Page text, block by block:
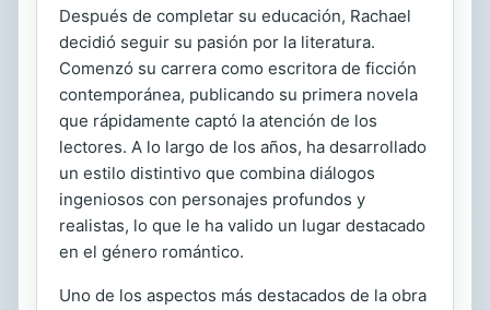
Después de completar su educación, Rachael
decidió seguir su pasión por la literatura.
Comenzó su carrera como escritora de ficción
contemporánea, publicando su primera novela
que rápidamente captó la atención de los
lectores. A lo largo de los años, ha desarrollado
un estilo distintivo que combina diálogos
ingeniosos con personajes profundos y
realistas, lo que le ha valido un lugar destacado
en el género romántico.
Uno de los aspectos más destacados de la obra